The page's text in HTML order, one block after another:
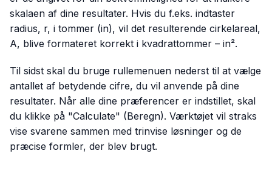
skalaen af dine resultater. Hvis du f.eks. indtaster
radius, r, i tommer (in), vil det resulterende cirkelareal,
A, blive formateret korrekt i kvadrattommer – in².
Til sidst skal du bruge rullemenuen nederst til at vælge
antallet af betydende cifre, du vil anvende på dine
resultater. Når alle dine præferencer er indstillet, skal
du klikke på "Calculate" (Beregn). Værktøjet vil straks
vise svarene sammen med trinvise løsninger og de
præcise formler, der blev brugt.